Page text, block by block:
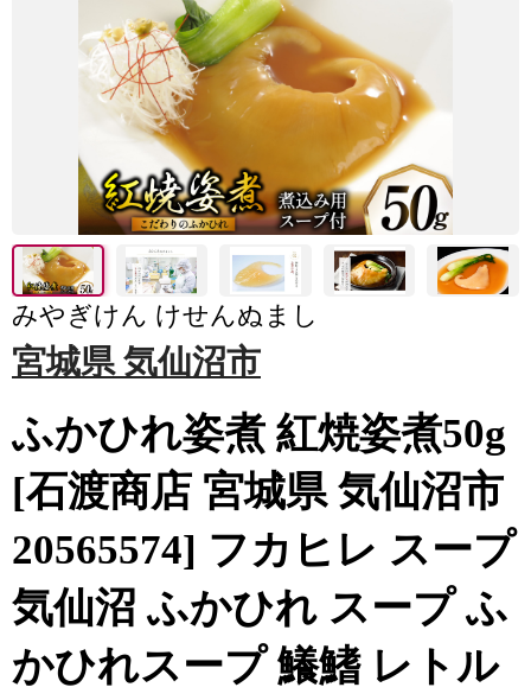
みやぎけん けせんぬまし
宮城県 気仙沼市
ふかひれ姿煮 紅焼姿煮50g
[石渡商店 宮城県 気仙沼市
20565574] フカヒレ スープ
気仙沼 ふかひれ スープ ふ
かひれスープ 鱶鰭 レトル